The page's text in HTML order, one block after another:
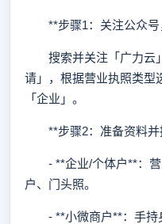
**步骤1：关注公众号
搜索并关注「广力云
请」，根据营业执照类型
「企业」。
**步骤2：准备资料并
- **企业/个体户**：营
户、门头照。
- **小微商户**：手持